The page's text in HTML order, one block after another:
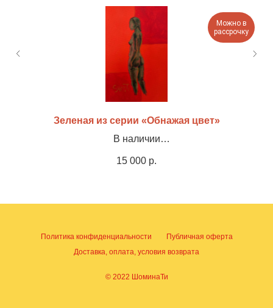
Можно в
рассрочку
Зеленая из серии «Обнажая цвет»
В наличии
15 000 р.
Политика конфиденциальности
Публичная оферта
Доставка, оплата, условия возврата
© 2022 ШоминаТи